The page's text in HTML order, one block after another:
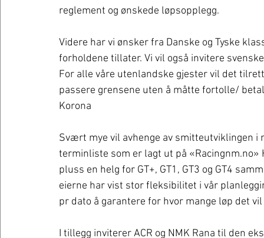
reglement og ønskede løpsopplegg.
Videre har vi ønsker fra Danske og Tyske
forholdene tillater. Vi vil også invitere
For alle våre utenlandske gjester vil det
passere grensene uten å måtte fortolle/
Korona
Svært mye vil avhenge av smitteutviklingen i
terminliste som er lagt ut på
pluss en helg for GT+, GT1, GT3 og GT4
eierne har vist stor fleksibilitet i vår
pr dato å garantere for hvor mange løp det
I tillegg inviterer ACR og NMK Rana til den